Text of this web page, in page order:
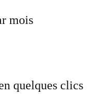
mois
quelques clics